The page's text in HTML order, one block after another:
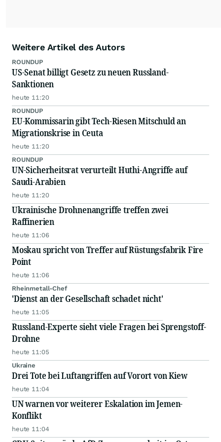
Weitere Artikel des Autors
ROUNDUP
US-Senat billigt Gesetz zu neuen Russland-
Sanktionen
heute 11:20
ROUNDUP
EU-Kommissarin gibt Tech-Riesen Mitschuld an
Migrationskrise in Ceuta
heute 11:20
ROUNDUP
UN-Sicherheitsrat verurteilt Huthi-Angriffe auf
Saudi-Arabien
heute 11:20
Ukrainische Drohnenangriffe treffen zwei
Raffinerien
heute 11:06
Moskau spricht von Treffer auf Rüstungsfabrik Fire
Point
heute 11:06
Rheinmetall-Chef
'Dienst an der Gesellschaft schadet nicht'
heute 11:05
Russland-Experte sieht viele Fragen bei Sprengstoff-
Drohne
heute 11:05
Ukraine
Drei Tote bei Luftangriffen auf Vorort von Kiew
heute 11:04
UN warnen vor weiterer Eskalation im Jemen-
Konflikt
heute 11:04